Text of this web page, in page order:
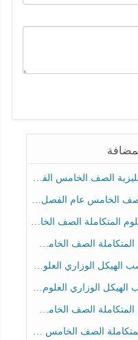
الفصل الدراسي الثالث 2025-2026
الصف الخامس عام الفصل الثالث
الخامس انسبير الفصل الثالث
الخامس عام الفصل الثالث
الخامس انسبير الفصل الثالث